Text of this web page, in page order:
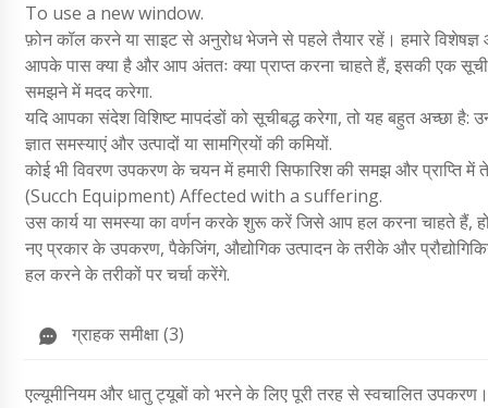
To use a new window.
फ़ोन कॉल करने या साइट से अनुरोध भेजने से पहले तैयार रहें। हमारे
आपके पास क्या है और आप अंततः क्या प्राप्त करना चाहते हैं, इसकी एक
समझने में मदद करेगा.
यदि आपका संदेश विशिष्ट मापदंडों को सूचीबद्ध करेगा, तो यह बहुत अच्छा
ज्ञात समस्याएं और उत्पादों या सामग्रियों की कमियों.
कोई भी विवरण उपकरण के चयन में हमारी सिफारिश की समझ और प्राप्ति में
(Succh Equipment) Affected with a suffering.
उस कार्य या समस्या का वर्णन करके शुरू करें जिसे आप हल करना चाहते हैं,
नए प्रकार के उपकरण, पैकेजिंग, औद्योगिक उत्पादन के तरीके और
हल करने के तरीकों पर चर्चा करेंगे.
ग्राहक समीक्षा (3)
एल्यूमीनियम और धातु ट्यूबों को भरने के लिए पूरी तरह से स्वचालित